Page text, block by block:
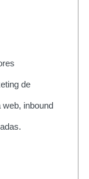
de
inbound